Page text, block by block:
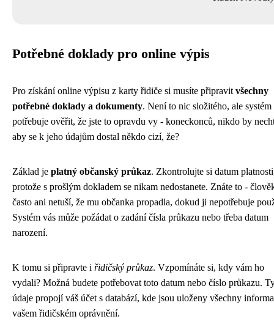
Potřebné doklady pro online výpis
Pro získání online výpisu z karty řidiče si musíte připravit všechny
potřebné doklady a dokumenty. Není to nic složitého, ale systém
potřebuje ověřit, že jste to opravdu vy - koneckonců, nikdo by
aby se k jeho údajům dostal někdo cizí, že?
Základ je platný občanský průkaz. Zkontrolujte si datum
protože s prošlým dokladem se nikam nedostanete. Znáte to -
často ani netuší, že mu občanka propadla, dokud ji nepotřebuje
Systém vás může požádat o zadání čísla průkazu nebo třeba datum
narození.
K tomu si připravte i řidičský průkaz. Vzpomínáte si, kdy vám ho
vydali? Možná budete potřebovat toto datum nebo číslo průkazu.
údaje propojí váš účet s databází, kde jsou uloženy všechny
vašem řidičském oprávnění.